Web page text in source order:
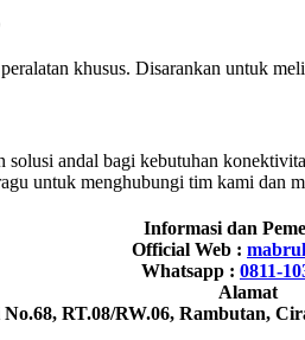
khusus. Disarankan untuk
andal bagi kebutuhan
untuk menghubungi tim kami
Informasi dan
Official Web :
Whatsapp : 0811-
Alamat
RT.08/RW.06, Rambutan,